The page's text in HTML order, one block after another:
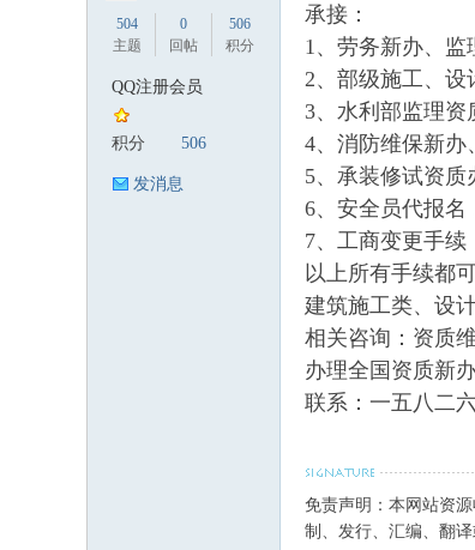
504
主题
0
回帖
506
积分
QQ注册会员
积分 506
发消息
承接：
1、劳务新办、监
2、部级施工、设
3、水利部监理资
4、消防维保新办
5、承装修试资质
6、安全员代报名
7、工商变更手续
以上所有手续都
建筑施工类、设
相关咨询：资质
办理全国资质新
联系：一五八二
免责声明：本网站资
制、发行、汇编、翻